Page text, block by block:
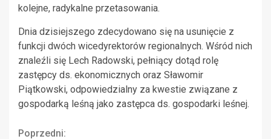
kolejne, radykalne przetasowania.
Dnia dzisiejszego zdecydowano się na usunięcie z
funkcji dwóch wicedyrektorów regionalnych. Wśród nich
znaleźli się Lech Radowski, pełniący dotąd rolę
zastępcy ds. ekonomicznych oraz Sławomir
Piątkowski, odpowiedzialny za kwestie związane z
gospodarką leśną jako zastępca ds. gospodarki leśnej.
Poprzedni: